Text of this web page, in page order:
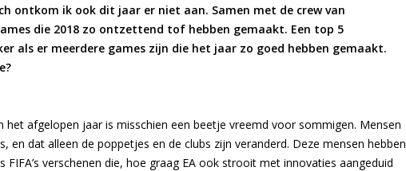
ontkom ik ook dit jaar er niet aan. Samen met de crew van
die 2018 zo ontzettend tof hebben gemaakt. Een top 5
als er meerdere games zijn die het jaar zo goed hebben gemaakt.
het afgelopen jaar is misschien een beetje vreemd voor sommigen. Mensen
en dat alleen de poppetjes en de clubs zijn veranderd. Deze mensen hebben
verschenen die, hoe graag EA ook strooit met innovaties aangeduid